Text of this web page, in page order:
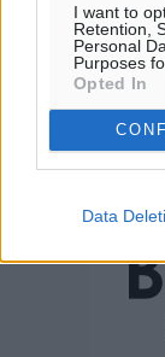
I want to
Retention,
Personal
Purposes
Opted In
Data